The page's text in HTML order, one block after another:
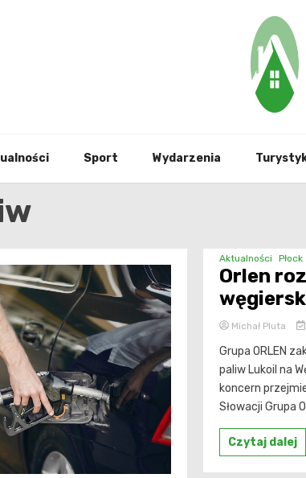
Sport Wydarzenia
Aktualności Płock
Orlen
Michał Pluta
Grupa ORLEN
paliw Lukoil na
koncern
Słowacji Grupa
Czytaj dalej